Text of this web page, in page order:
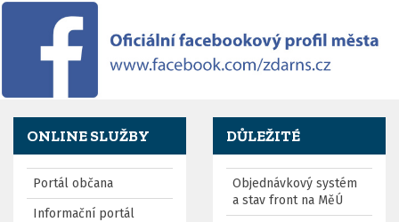
ONLINE SLUŽBY
Portál občana
Informační portál
DŮLEŽITÉ
Objednávkový systém
a stav front na MěÚ